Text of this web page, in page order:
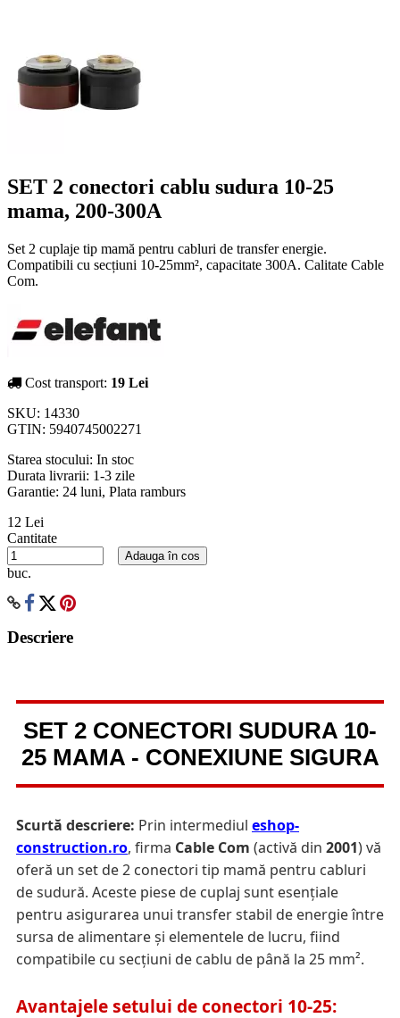
SET 2 conectori cablu sudura 10-25
mama, 200-300A
Set 2 cuplaje tip mamă pentru cabluri de transfer energie.
Compatibili cu secțiuni 10-25mm², capacitate 300A. Calitate Cable
Com.
Cost transport: 19 Lei
SKU: 14330
GTIN: 5940745002271
Starea stocului: In stoc
Durata livrarii: 1-3 zile
Garantie: 24 luni, Plata ramburs
12 Lei
Cantitate
buc.
Adauga în cos
Descriere
SET 2 CONECTORI SUDURA 10-
25 MAMA - CONEXIUNE SIGURA
Scurtă descriere: Prin intermediul eshop-
construction.ro, firma Cable Com (activă din 2001) vă
oferă un set de 2 conectori tip mamă pentru cabluri
de sudură. Aceste piese de cuplaj sunt esențiale
pentru asigurarea unui transfer stabil de energie între
sursa de alimentare și elementele de lucru, fiind
compatibile cu secțiuni de cablu de până la 25 mm².
Avantajele setului de conectori 10-25: